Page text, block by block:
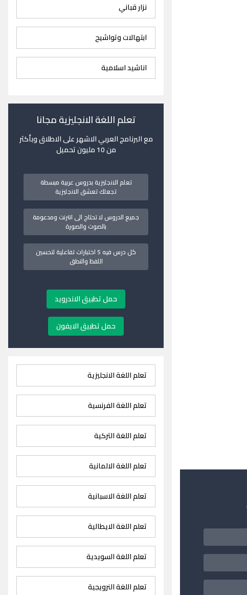
نزار قباني
ابتهالات وتواشيح
اناشيد اسلامية
تعلم اللغة الانجليزية مجانا
مع البرنامج العربي الاشهر على الاطلاق وبأكثر
من 10 مليون تحميل
تعلم الانجليزية بدروس عربية مبسطة
تجعلك تعشق الانجليزية
جميع الدروس لا تحتاج الى انترنت ومدعومة
بالصوت والصورة
كل درس فيه 5 اختبارات تفاعلية لتحسين
اللفظ والنطق
حمل تطبيق الاندرويد
حمل تطبيق الايفون
تعلم اللغة الانجليزية
تعلم اللغة الفرنسية
تعلم اللغة التركية
تعلم اللغة الالمانية
تعلم اللغة الاسبانية
تعلم اللغة الايطالية
تعلم اللغة السويدية
تعلم اللغة النرويجية